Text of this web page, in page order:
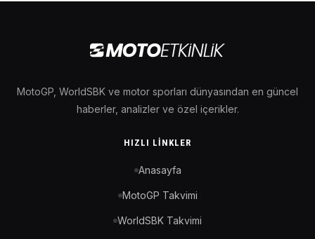
MotoGP, WorldSBK ve motor sporları dünyasından en güncel
haberler, analizler ve özel içerikler.
HIZLI LINKLER
Anasayfa
MotoGP Takvimi
WorldSBK Takvimi